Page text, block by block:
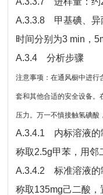
A.3.3.8 甲基碘、异
时间分别为3 min，
A.3.4 分析步骤
注意事项：在通风橱中进行
套和其他合适的安全设备。
压力。万一不慎接触氢碘酸
A.3.4.1 内标溶液的
称取2.5g甲苯，用邻
A.3.4.2 标准溶液的
称取135mg己二酸，